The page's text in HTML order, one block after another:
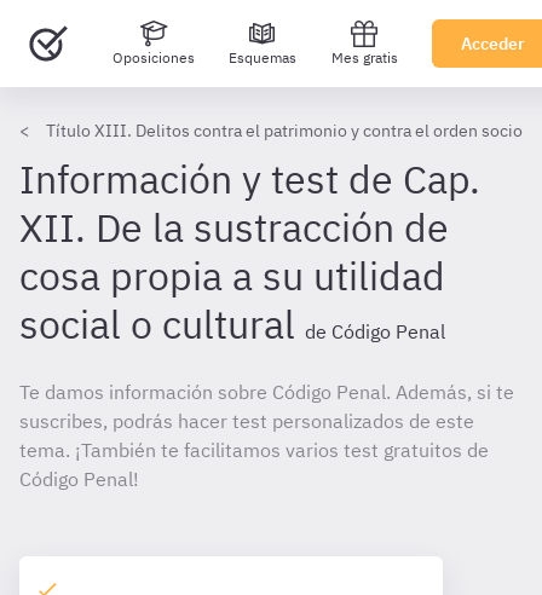
Oposiciones Esquemas Mes gratis
Acceder
Título XIII. Delitos contra el patrimonio y contra el orden
Información y test de Cap.
XII. De la sustracción de
cosa propia a su utilidad
social o cultural de Código Penal
Te damos información sobre Código Penal. Además, si te
suscribes, podrás hacer test personalizados de este
tema. ¡También te facilitamos varios test gratuitos de
Código Penal!